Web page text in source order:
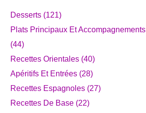
Desserts (121)
Plats Principaux Et Accompagnements
(44)
Recettes Orientales (40)
Apéritifs Et Entrées (28)
Recettes Espagnoles (27)
Recettes De Base (22)